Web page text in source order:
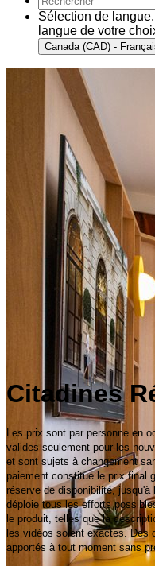
Sélection de
langue de votre
Canada (CAD) -
Citadines
Les prix sont par personne en
valides seulement pour les
et sont sujets à changement
paiement constitue le prix final
réserve de disponibilité,
déploie tous les efforts
le produit, telles que la
les vidéos soient exactes. Des
apportés à tout moment sans